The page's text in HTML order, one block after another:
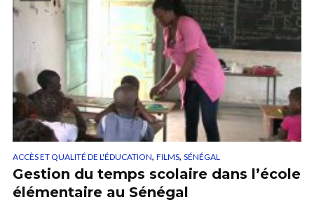
ACCÈS ET QUALITÉ DE L'ÉDUCATION, FILMS, SÉNÉGAL
Gestion du temps scolaire dans l’école
élémentaire au Sénégal